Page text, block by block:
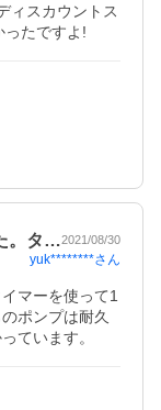
ィスカウントス
ったですよ!
。タ…2021/08/30
yuk********さん
マーを使って1
ポンプは耐久
ています。